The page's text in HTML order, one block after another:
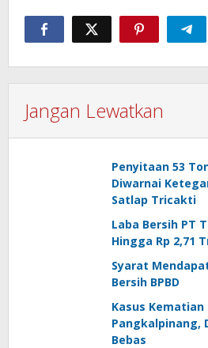
Jangan Lewatkan
Penyitaan 53
Diwarnai
Satlap Tricakti
Laba Bersih PT
Hingga Rp 2,71
Syarat
Bersih BPBD
Kasus Kematian
Pangkalpinang,
Bebas